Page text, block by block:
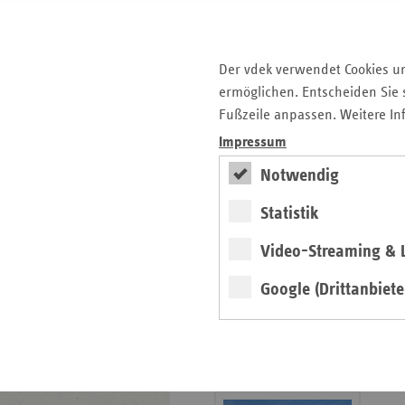
Der vdek verwendet Cookies
ermöglichen. Entscheiden
Fußzeile anpassen. Weitere
Impressum
Notwendig
Statistik
Video-Streaming &
Google
regionalstark
Exklusive
Ersatzkassen
Kommune, in Werk­stätten,
Kranken­haus.